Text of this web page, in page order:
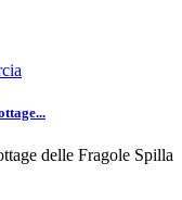
delle Fragole Spilla